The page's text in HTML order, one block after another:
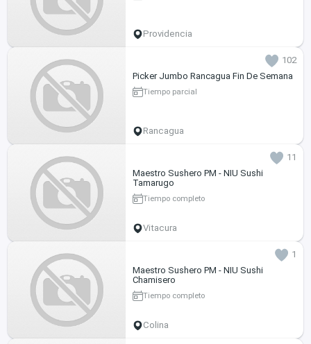
Providencia
102
Picker Jumbo Rancagua Fin De Semana
Tiempo parcial
Rancagua
11
Maestro Sushero PM - NIU Sushi
Tamarugo
Tiempo completo
Vitacura
1
Maestro Sushero PM - NIU Sushi
Chamisero
Tiempo completo
Colina